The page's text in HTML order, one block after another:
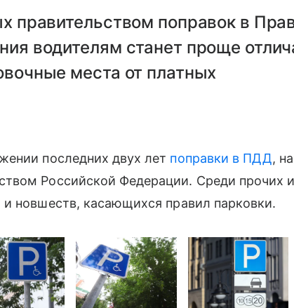
правительством поправок в
водителям станет проще
места от платных
последних двух лет поправки в ПДД,
Российской Федерации. Среди прочих
и новшеств, касающихся правил парковки.